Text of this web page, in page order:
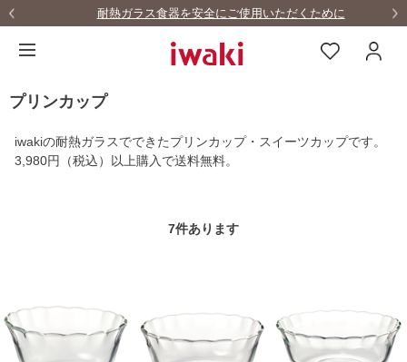
耐熱ガラス食器を安全にご使用いただくために
プリンカップ
iwakiの耐熱ガラスでできたプリンカップ・スイーツカップです。
3,980円（税込）以上購入で送料無料。
7件あります